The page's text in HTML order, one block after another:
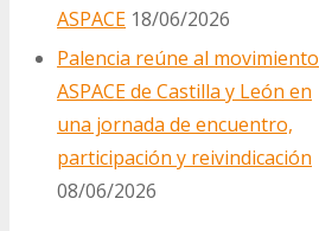
ASPACE 18/06/2026
Palencia reúne al movimiento
ASPACE de Castilla y León en
una jornada de encuentro,
participación y reivindicación
08/06/2026